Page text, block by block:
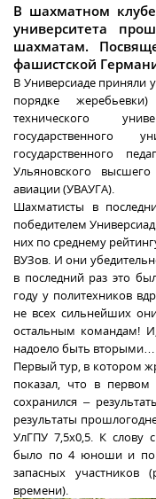
В шахматном клубе
университета
шахматам.
фашистской
В Универсиаде приняли
порядке
технического
государственного
государственного
Ульяновского
авиации (УВАУГА).
Шахматисты в
победителем
них по среднему
ВУЗов. И они
в последний раз это
году у политехников
не всех сильнейших
остальным командам!
надоело быть вторыми…
Первый тур, в котором
показал, что в первом
сохранился –
результаты
УлГПУ 7,5х0,5. К слову
было по 4 юноши и по
запасных участников
времени).